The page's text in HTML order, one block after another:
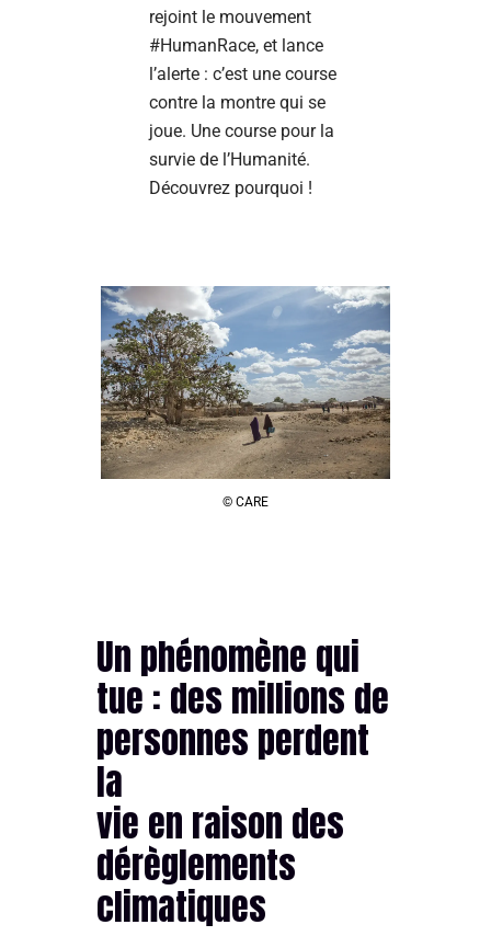
rejoint le mouvement
#HumanRace, et lance
l’alerte : c’est une course
contre la montre qui se
joue. Une course pour la
survie de l’Humanité.
Découvrez pourquoi !
© CARE
Un phénomène qui
tue : des millions de
personnes perdent
la
vie en raison des
dérèglements
climatiques